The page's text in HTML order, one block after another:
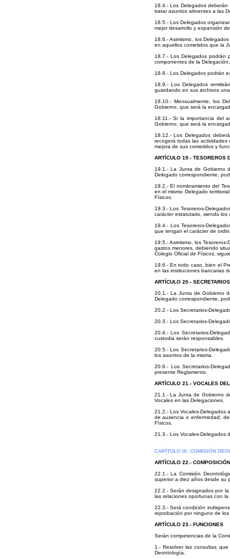
18.4.- Los Delegados
tratar asuntos atinentes a las
18.5.- Los Delegados
mejor desarrollo y expansión
18.6.- Asimismo, los
en aquellos cometidos que la
18.7.- Los Delegados podrán
componentes de la
18.8.- Los Delegados podrán
18.9.- Los Delegados
guardando en sus archivos
18.10.- Mensualmente, los
Gobierno, que será la
18.11.- Si la importancia del
Gobierno, que será la
18.12.- Los Delegados
recogerá todas las
mejora de sus cometidos y
ARTÍCULO 19.- TESOREROS
19.1.- La Junta de Gobierno
Delegado correspondiente,
19.2.- El nombramiento del
en el mismo Delegado
Físicos.
19.3.- Los Tesoreros-
carácter estatutario, siendo los
19.4.- Los Tesoreros-
que tengan el carácter de
19.5.- Asimismo, los
gastos menores, debiendo
Colegio Oficial de Físicos,
19.6.- En todo caso, bien el
en las instituciones bancarias
ARTÍCULO 20.-
20.1.- La Junta de Gobierno
Delegado correspondiente,
20.2.- Los Secretarios-
20.3.- Los Secretarios-
20.4.- Los Secretarios-
custodia serán responsables.
20.5.- Los Secretarios-
los asuntos de la misma.
20.6.- Los Secretarios-
presente Reglamento.
ARTÍCULO 21.- VOCALES
21.1.- La Junta de Gobierno
Vocales en las Delegaciones.
21.2.- Los Vocales-Delegados
de ausencia o enfermedad;
Físicos.
21.3.- Los Vocales-Delegados
CAPÍTULO III: COMISIÓN
ARTÍCULO 22.- COMPOSICIÓN
22.1.- La Comisión
superior a diez años desde su
22.2.- Serán designados por
las relaciones oportunas con
22.3.- Será condición
reprobación por ninguno de
ARTÍCULO 23.- FUNCIONES
Serán competencias de la
1.- Resolver las consultas
Deontología.